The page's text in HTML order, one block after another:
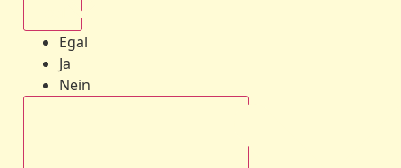
Egal
Ja
Nein